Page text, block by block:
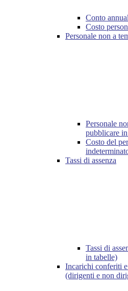
Conto
Costo
Personale non a
Personale
pubblicare
Costo del
Tassi di assenza
Tassi di
in tabelle)
Incarichi conferiti
(dirigenti e non